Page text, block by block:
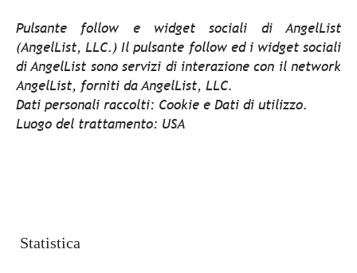
Pulsante follow e widget sociali di AngelList
(AngelList, LLC.) Il pulsante follow ed i widget sociali
di AngelList sono servizi di interazione con il network
AngelList, forniti da AngelList, LLC.
Dati personali raccolti: Cookie e Dati di utilizzo.
Luogo del trattamento: USA
Statistica